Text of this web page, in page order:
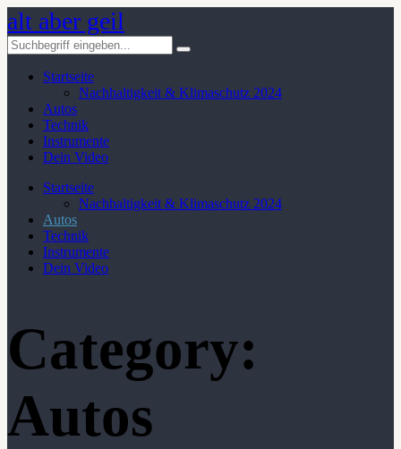
alt aber geil
Startseite
Nachhaltigkeit & Klimaschutz 2024
Autos
Technik
Instrumente
Dein Video
Startseite
Nachhaltigkeit & Klimaschutz 2024
Autos
Technik
Instrumente
Dein Video
Category:
Autos